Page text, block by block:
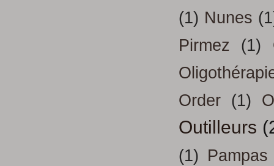
(1) Nunes
Pirmez
(1)
Order (1)
Outilleurs
(1) Pampas